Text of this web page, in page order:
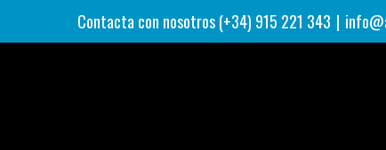
al
Contacta con nosotros (+34) 915 221 343 |